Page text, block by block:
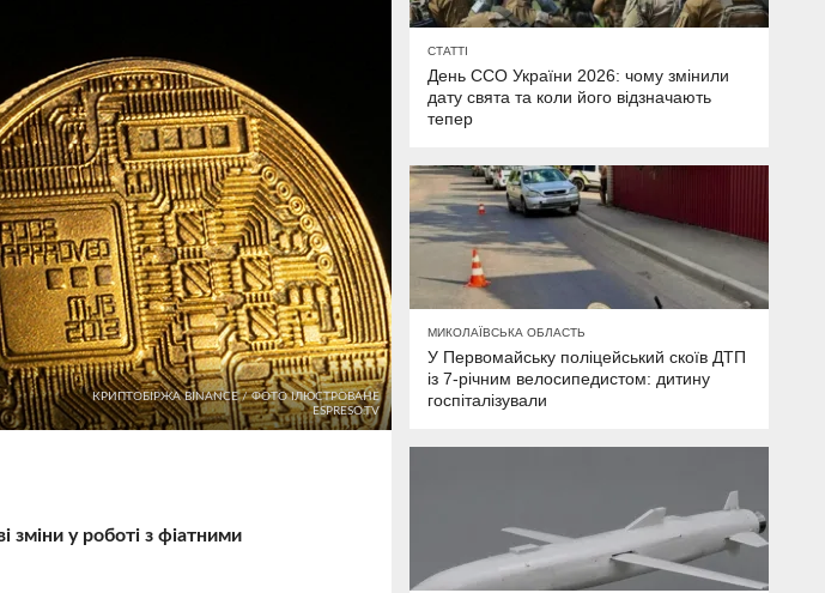
КРИПТОБІРЖА BINANCE / ФОТО ІЛЮСТРОВАНЕ
ESPRESO.TV
зміни у роботі з фіатними
СТАТТІ
День ССО України 2026: чому змінили
дату свята та коли його відзначають
тепер
МИКОЛАЇВСЬКА ОБЛАСТЬ
У Первомайську поліцейський скоїв ДТП
із 7-річним велосипедистом: дитину
госпіталізували